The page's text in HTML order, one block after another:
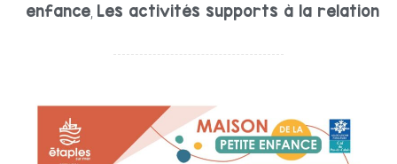
enfance, Les activités supports à la relation